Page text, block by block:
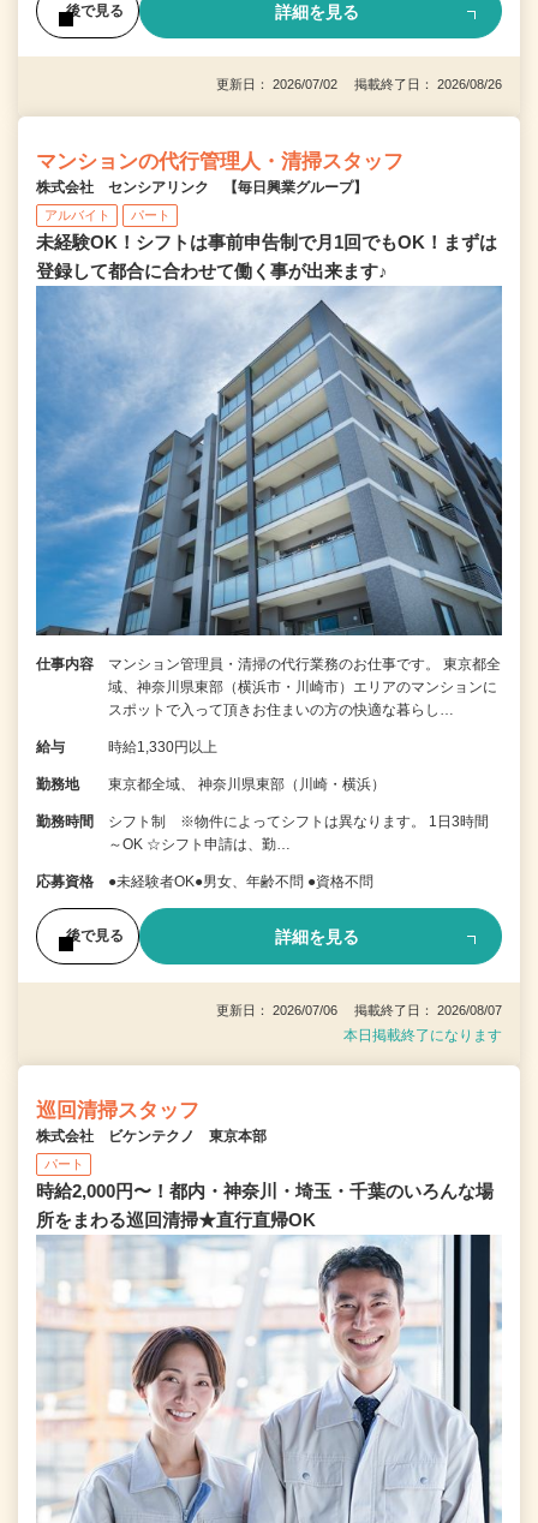
後で見る 詳細を見る
更新日： 2026/07/02 掲載終了日： 2026/08/26
マンションの代行管理人・清掃スタッフ
株式会社 センシアリンク 【毎日興業グループ】
アルバイト パート
未経験OK！シフトは事前申告制で月1回でもOK！まずは
登録して都合に合わせて働く事が出来ます♪
仕事内容
マンション管理員・清掃の代行業務のお仕事です。 東京都全
域、神奈川県東部（横浜市・川崎市）エリアのマンションに
スポットで入って頂きお住まいの方の快適な暮らし…
給与 時給1,330円以上
勤務地 東京都全域、 神奈川県東部（川崎・横浜）
勤務時間
シフト制 ※物件によってシフトは異なります。 1日3時間
～OK ☆シフト申請は、勤…
応募資格 ●未経験者OK●男女、年齢不問 ●資格不問
後で見る 詳細を見る
更新日： 2026/07/06 掲載終了日： 2026/08/07
本日掲載終了になります
巡回清掃スタッフ
株式会社 ビケンテクノ 東京本部
パート
時給2,000円〜！都内・神奈川・埼玉・千葉のいろんな場
所をまわる巡回清掃★直行直帰OK